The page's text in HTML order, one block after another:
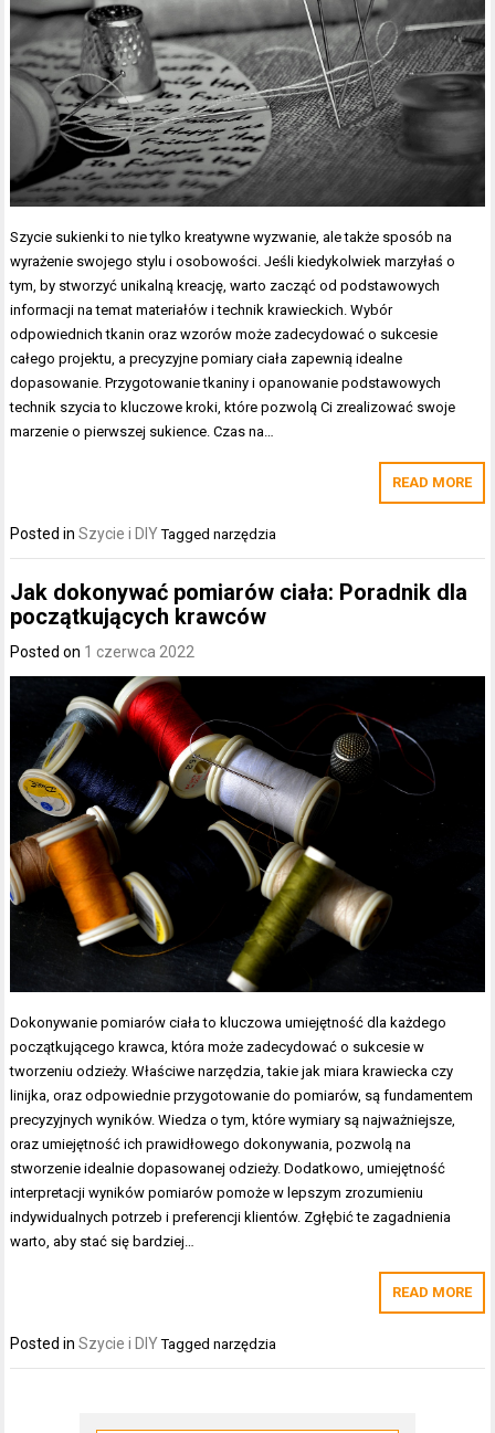
Szycie sukienki to nie tylko kreatywne wyzwanie, ale także sposób na
wyrażenie swojego stylu i osobowości. Jeśli kiedykolwiek marzyłaś o
tym, by stworzyć unikalną kreację, warto zacząć od podstawowych
informacji na temat materiałów i technik krawieckich. Wybór
odpowiednich tkanin oraz wzorów może zadecydować o sukcesie
całego projektu, a precyzyjne pomiary ciała zapewnią idealne
dopasowanie. Przygotowanie tkaniny i opanowanie podstawowych
technik szycia to kluczowe kroki, które pozwolą Ci zrealizować swoje
marzenie o pierwszej sukience. Czas na…
READ MORE
Posted inSzycie i DIY Taggednarzędzia
Jak dokonywać pomiarów ciała: Poradnik dla
początkujących krawców
Posted on 1 czerwca 2022
Dokonywanie pomiarów ciała to kluczowa umiejętność dla każdego
początkującego krawca, która może zadecydować o sukcesie w
tworzeniu odzieży. Właściwe narzędzia, takie jak miara krawiecka czy
linijka, oraz odpowiednie przygotowanie do pomiarów, są fundamentem
precyzyjnych wyników. Wiedza o tym, które wymiary są najważniejsze,
oraz umiejętność ich prawidłowego dokonywania, pozwolą na
stworzenie idealnie dopasowanej odzieży. Dodatkowo, umiejętność
interpretacji wyników pomiarów pomoże w lepszym zrozumieniu
indywidualnych potrzeb i preferencji klientów. Zgłębić te zagadnienia
warto, aby stać się bardziej…
READ MORE
Posted inSzycie i DIY Taggednarzędzia